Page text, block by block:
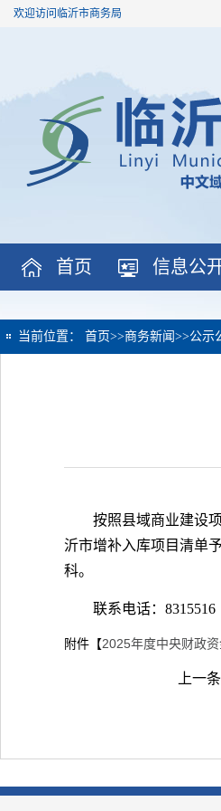
欢迎访问临沂市商务局
首页 信息公
当前位置： 首页>>商务新闻 >>公示
按照县域商业建设
沂市增补入库项目清单
科。
联系电话：8315516
附件【2025年度中央财政
上一条